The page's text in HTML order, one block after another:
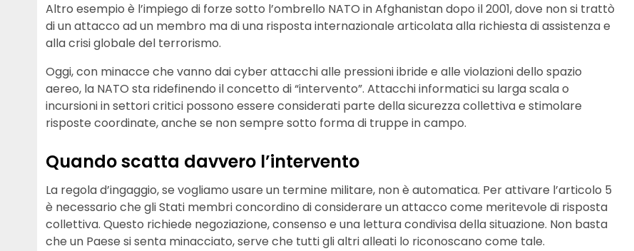
Altro esempio è l’impiego di forze sotto l’ombrello NATO in Afghanistan dopo il 2001, dove non si trattò
di un attacco ad un membro ma di una risposta internazionale articolata alla richiesta di assistenza e
alla crisi globale del terrorismo.
Oggi, con minacce che vanno dai cyber attacchi alle pressioni ibride e alle violazioni dello spazio
aereo, la NATO sta ridefinendo il concetto di “intervento”. Attacchi informatici su larga scala o
incursioni in settori critici possono essere considerati parte della sicurezza collettiva e stimolare
risposte coordinate, anche se non sempre sotto forma di truppe in campo.
Quando scatta davvero l’intervento
La regola d’ingaggio, se vogliamo usare un termine militare, non è automatica. Per attivare l’articolo 5
è necessario che gli Stati membri concordino di considerare un attacco come meritevole di risposta
collettiva. Questo richiede negoziazione, consenso e una lettura condivisa della situazione. Non basta
che un Paese si senta minacciato, serve che tutti gli altri alleati lo riconoscano come tale.